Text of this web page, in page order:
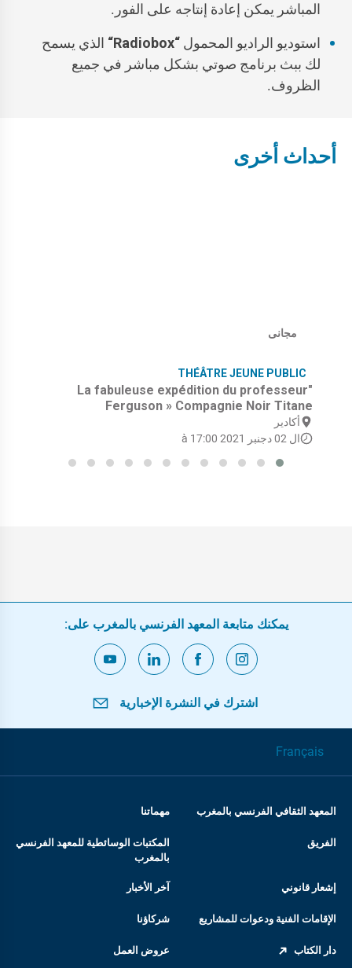
المباشر يمكن إعادة إنتاجه على الفور.
استوديو الراديو المحمول “
Radiobox
“ الذي يسمح
لك ببث برنامج صوتي بشكل مباشر في جميع
الظروف.
أحداث أخرى
مجانى
THÉÂTRE JEUNE PUBLIC
"La fabuleuse expédition du professeur
Ferguson » Compagnie Noir Titane
أكادير
ال 02 دجنبر 2021 à 17:00
يمكنك متابعة المعهد الفرنسي بالمغرب على:
اشترك في النشرة الإخبارية
Français
المعهد الثقافي الفرنسي بالمغرب مهماتنا
الفريق
المكتبات الوسائطية للمعهد الفرنسي
بالمغرب
إشعار قانوني آخر الأخبار
الإقامات الفنية ودعوات للمشاريع شركاؤنا
دار الكتاب عروض العمل